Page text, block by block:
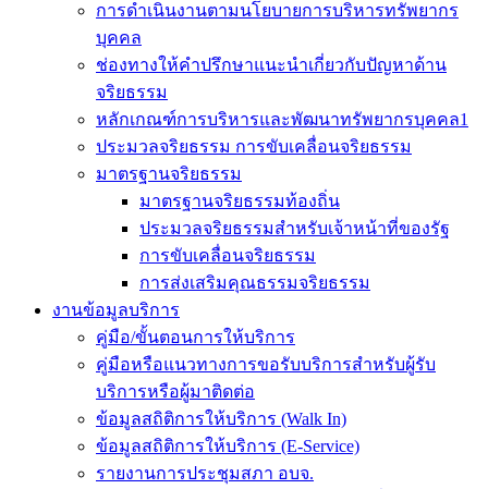
การดำเนินงานตามนโยบายการบริหารทรัพยากร
บุคคล
ช่องทางให้คำปรึกษาแนะนำเกี่ยวกับปัญหาด้าน
จริยธรรม
หลักเกณฑ์การบริหารและพัฒนาทรัพยากรบุคคล1
ประมวลจริยธรรม การขับเคลื่อนจริยธรรม
มาตรฐานจริยธรรม
มาตรฐานจริยธรรมท้องถิ่น
ประมวลจริยธรรมสำหรับเจ้าหน้าที่ของรัฐ
การขับเคลื่อนจริยธรรม
การส่งเสริมคุณธรรมจริยธรรม
งานข้อมูลบริการ
คู่มือ/ขั้นตอนการให้บริการ
คู่มือหรือแนวทางการขอรับบริการสำหรับผู้รับ
บริการหรือผู้มาติดต่อ
ข้อมูลสถิติการให้บริการ (Walk In)
ข้อมูลสถิติการให้บริการ (E-Service)
รายงานการประชุมสภา อบจ.